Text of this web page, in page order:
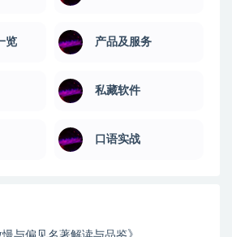
览 产品及服务
私藏软件
口语实战